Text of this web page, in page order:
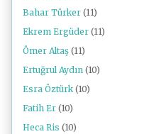
Bahar Türker (11)
Ekrem Ergüder (11)
Ömer Altaş (11)
Ertuğrul Aydın (10)
Esra Öztürk (10)
Fatih Er (10)
Heca Ris (10)